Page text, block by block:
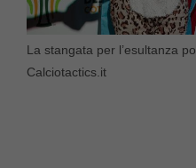
La stangata per l’esultanza
Calciotactics.it